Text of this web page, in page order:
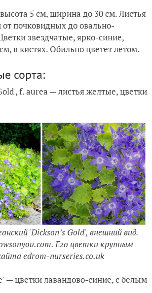
5 см, ширина до 30 см. Листья
почковидных до овально-
звездчатые, ярко-синие,
в кистях. Обильно цветет летом.
сорта:
f. aurea — листья желтые, цветки
'Dickson’s Gold', внешний вид.
Его цветки крупным
edrom-nurseries.co.uk
' — цветки лавандово-синие, с белым